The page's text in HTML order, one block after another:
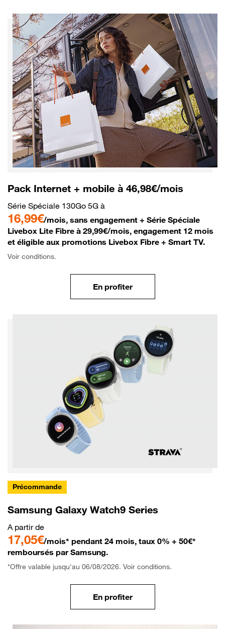
Pack Internet + mobile à 46,98€/mois
Série Spéciale 130Go 5G à
16,99€/mois, sans engagement + Série Spéciale
Livebox Lite Fibre à 29,99€/mois, engagement 12 mois
et éligible aux promotions Livebox Fibre + Smart TV.
Voir conditions.
En profiter
Précommande
Samsung Galaxy Watch9 Series
A partir de
17,05€/mois* pendant 24 mois, taux 0% + 50€*
remboursés par Samsung.
*Offre valable jusqu'au 06/08/2026. Voir conditions.
En profiter